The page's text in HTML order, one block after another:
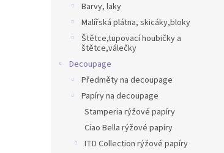
Barvy, laky
Malířská plátna, skicáky,bloky
Štětce,tupovací houbičky a
štětce,válečky
Decoupage
Předměty na decoupage
Papíry na decoupage
Stamperia rýžové papíry
Ciao Bella rýžové papíry
ITD Collection rýžové papíry